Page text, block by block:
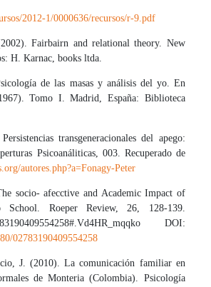
2012-1/0000636/recursos/r-9.pdf
Fairbairn and relational theory. New
H. Karnac, books ltda.
de las masas y análisis del yo. En
Tomo I. Madrid, España: Biblioteca
transgeneracionales del apego:
Psicoanáliticas, 003. Recuperado de
autores.php?a=Fonagy-Peter
socio- afecctive and Academic Impact of
School. Roeper Review, 26, 128-139.
DOI:
02783190409554258
J. (2010). La comunicación familiar en
de Monteria (Colombia). Psicología